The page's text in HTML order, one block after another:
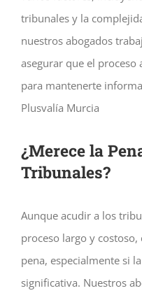
tribunales y la
nuestros abogados
asegurar que el
para mantenerte
Plusvalía Murcia
¿Merece la
Tribunales?
Aunque acudir a los
proceso largo y costoso,
pena, especialmente si
significativa. Nuestros